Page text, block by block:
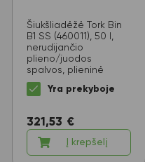
Šiukšliadėžė Tork Bin
B1 SS (460011), 50 l,
nerudijančio
plieno/juodos
spalvos, plieninė
Yra prekyboje
321,53 €
Į krepšelį